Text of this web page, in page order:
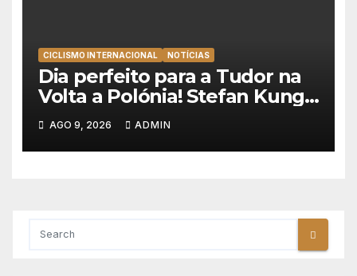
CICLISMO INTERNACIONAL NOTÍCIAS
Dia perfeito para a Tudor na
Volta a Polónia! Stefan Kung
vence contra-relógio e Marco
Brenner revira geral a seu
favor
AGO 9, 2026 ADMIN